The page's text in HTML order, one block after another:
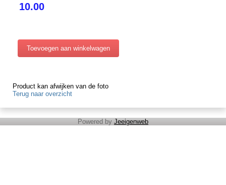
10.00
Product kan afwijken van de foto
Terug naar overzicht
Powered by Jeeigenweb